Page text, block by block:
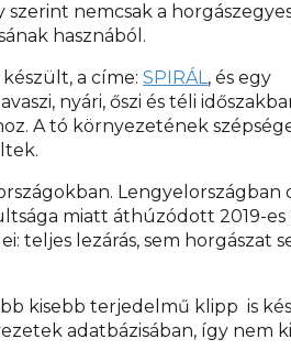
nemcsak a
hasznából.
a címe:SPIRÁL, és egy
nyári, őszi és téli
A tó környezetének
Lengyelországban
miatt áthúzódott 2019-es
teljes lezárás, sem horgászat
kisebb terjedelmű klipp is
adatbázisában, így nem